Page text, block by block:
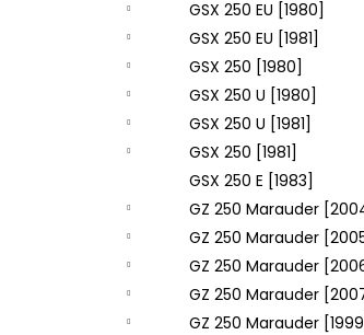
GSX 250 EU [1980]
GSX 250 EU [1981]
GSX 250 [1980]
GSX 250 U [1980]
GSX 250 U [1981]
GSX 250 [1981]
GSX 250 E [1983]
GZ 250 Marauder
GZ 250 Marauder
GZ 250 Marauder
GZ 250 Marauder
GZ 250 Marauder